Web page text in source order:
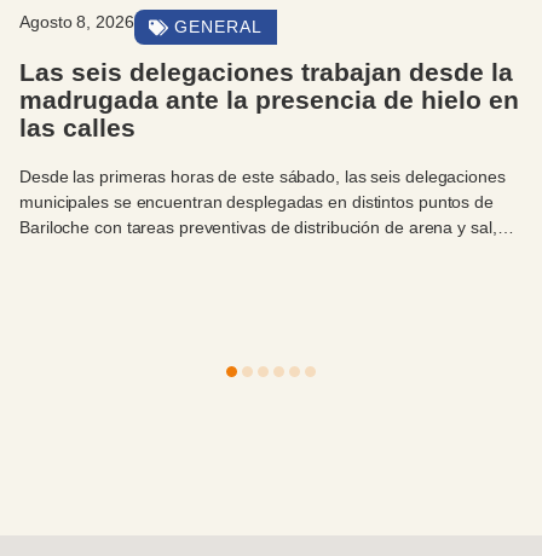
Agosto 8, 2026 GENERAL
Las seis delegaciones trabajan desde la
madrugada ante la presencia de hielo en
las calles
Desde las primeras horas de este sábado, las seis delegaciones
municipales se encuentran desplegadas en distintos puntos de
Bariloche con tareas preventivas de distribución de arena y sal,